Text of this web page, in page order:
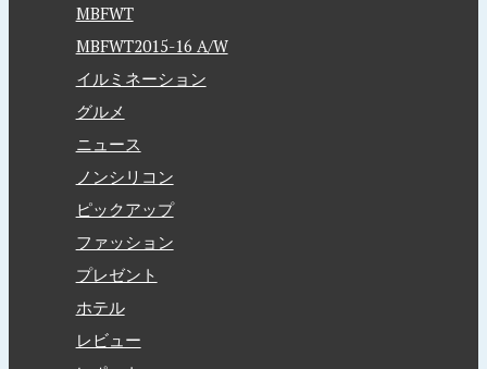
MBFWT
MBFWT2015-16 A/W
イルミネーション
グルメ
ニュース
ノンシリコン
ピックアップ
ファッション
プレゼント
ホテル
レビュー